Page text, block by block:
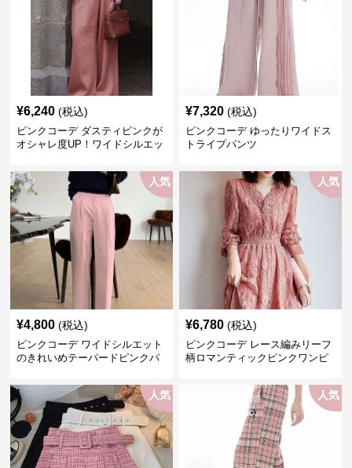
¥6,240 (税込)
ピンクコーデ ダスティピンクが
オシャレ度UP！ワイドシルエッ
¥7,320 (税込)
ピンクコーデ ゆったりワイドス
トライプパンツ
人気
¥4,800 (税込)
ピンクコーデ ワイドシルエット
のきれいめテーパードピンクパ
人気
¥6,780 (税込)
ピンクコーデ レース編みリーフ
柄ロマンティックピンクワンピ
人気 人気